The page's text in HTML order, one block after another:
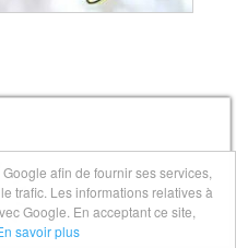
afin de fournir ses services,
trafic. Les informations relatives à
Google. En acceptant ce site,
savoir plus